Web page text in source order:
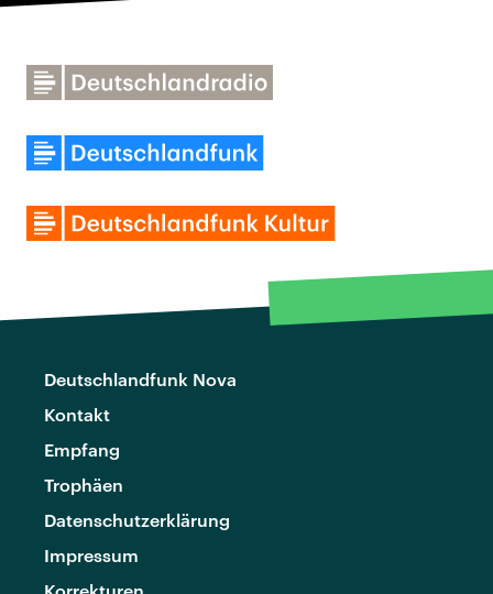
Deutschlandfunk Nova
Kontakt
Empfang
Trophäen
Datenschutzerklärung
Impressum